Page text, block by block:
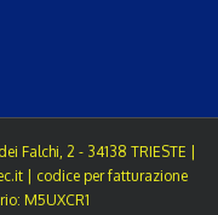
Falchi, 2 - 34138 TRIESTE |
| codice per fatturazione
M5UXCR1